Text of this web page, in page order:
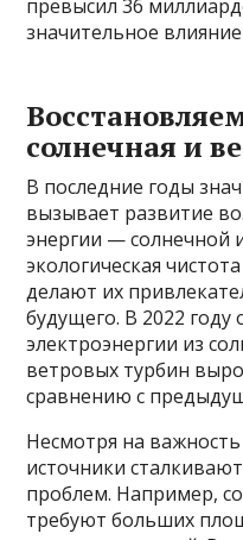
превысил 36
значительное
солнечная и
В последние годы
вызывает развитие
энергии — солнечной
экологическая
делают их
будущего. В 2022
электроэнергии из
ветровых турбин
сравнению с
Несмотря на
источники
проблем. Например,
требуют больших